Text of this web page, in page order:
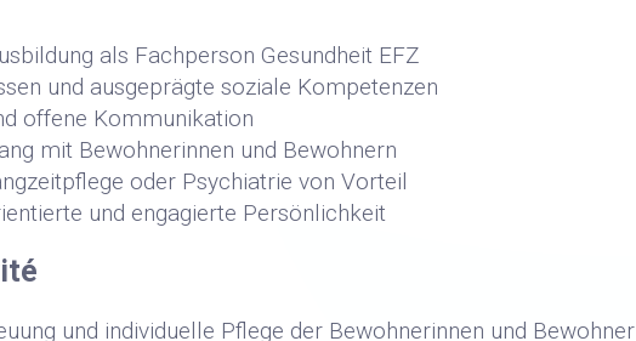
als Fachperson Gesundheit EFZ
und ausgeprägte soziale Kompetenzen
offene Kommunikation
mit Bewohnerinnen und Bewohnern
oder Psychiatrie von Vorteil
und engagierte Persönlichkeit
und individuelle Pflege der Bewohnerinnen und Bewohner